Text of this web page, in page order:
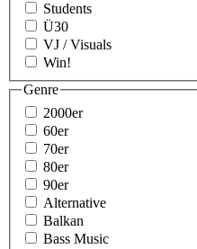
Students
Ü30
VJ / Visuals
Win!
Genre
2000er
60er
70er
80er
90er
Alternative
Balkan
Bass Music